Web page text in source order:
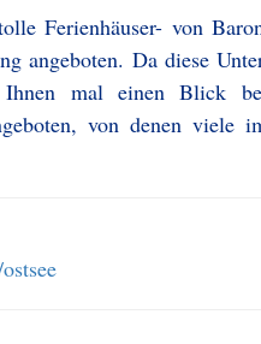
Ferienhäuser- von
angeboten. Da diese
mal einen Blick
von denen viele